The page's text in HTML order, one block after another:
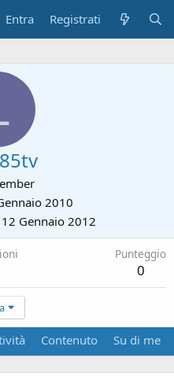
Entra Registrati
2010
12 Gennaio 2012
Punteggio
0
Contenuto Su di me